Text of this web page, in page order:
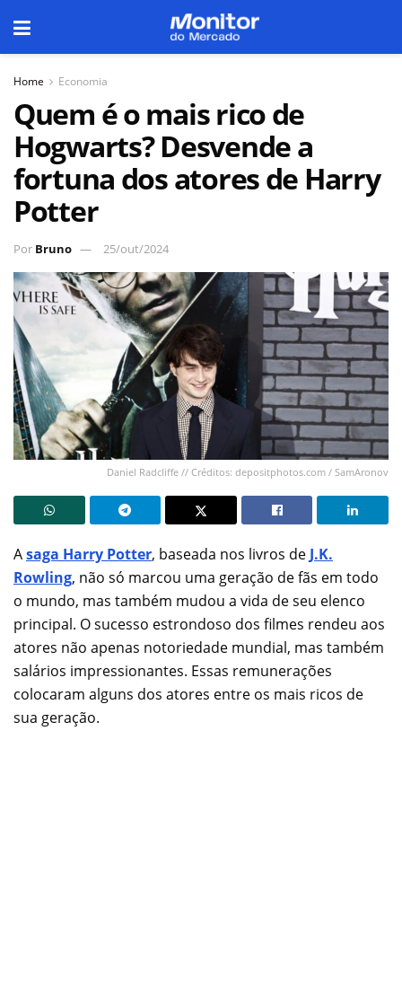
Home Economia
Quem é o mais rico de
Hogwarts? Desvende a
fortuna dos atores de Harry
Potter
Por Bruno 25/out/2024
Daniel Radcliffe // Créditos: depositphotos.com / SamAronov
Asaga Harry Potter, baseada nos livros de J.K.
Rowling, não só marcou uma geração de fãs em todo
o mundo, mas também mudou a vida de seu elenco
principal. O sucesso estrondoso dos filmes rendeu aos
atores não apenas notoriedade mundial, mas também
salários impressionantes. Essas remunerações
colocaram alguns dos atores entre os mais ricos de
sua geração.